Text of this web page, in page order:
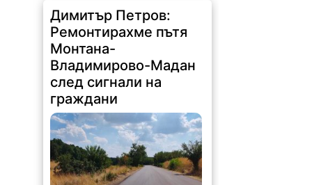
Димитър Петров:
Ремонтирахме пътя
Монтана-
Владимирово-Мадан
след сигнали на
граждани